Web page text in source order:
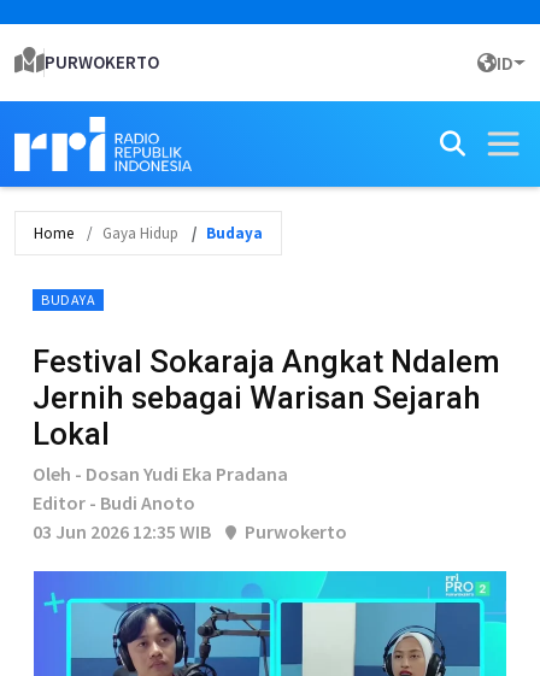
PURWOKERTO ID
Home Gaya Hidup Budaya
BUDAYA
Festival Sokaraja Angkat Ndalem
Jernih sebagai Warisan Sejarah
Lokal
Oleh - Dosan Yudi Eka Pradana
Editor - Budi Anoto
03 Jun 2026 12:35 WIB
Purwokerto